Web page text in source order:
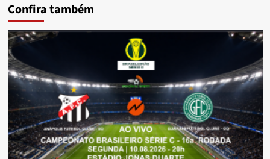
Confira também